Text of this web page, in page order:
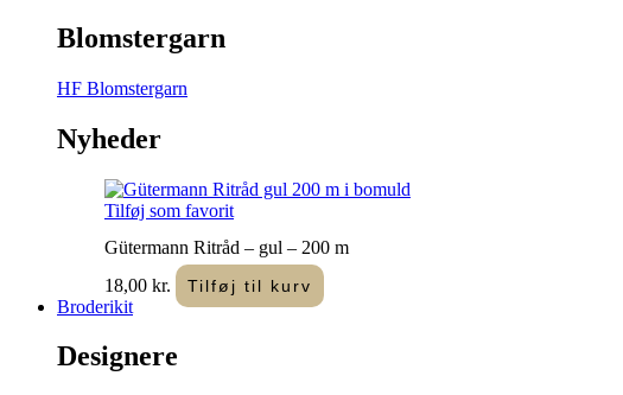
Blomstergarn
HF Blomstergarn
Nyheder
Tilføj som favorit
Gütermann Ritråd – gul – 200 m
18,00 kr. Tilføj til kurv
Broderikit
Designere